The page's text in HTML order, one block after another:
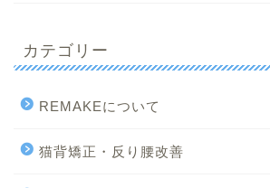
カテゴリー
REMAKEについて
猫背矯正・反り腰改善